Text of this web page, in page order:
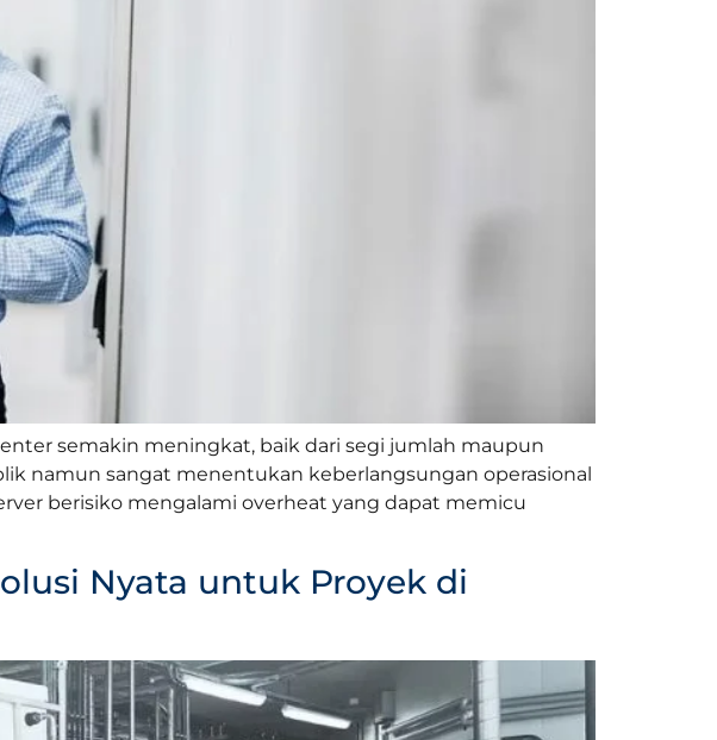
semakin meningkat, baik dari segi jumlah maupun
namun sangat menentukan keberlangsungan operasional
berisiko mengalami overheat yang dapat memicu
Nyata untuk Proyek di